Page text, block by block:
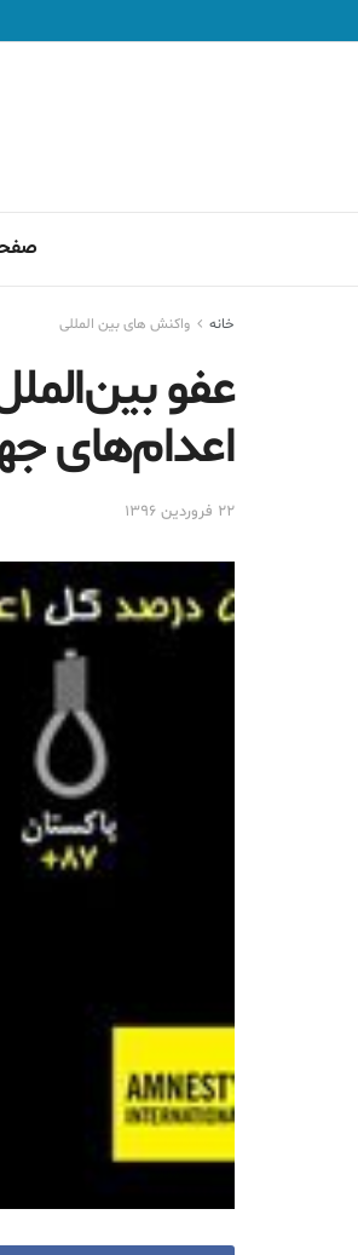
خانه واکنش های بین المللی
اعدام‌های
۲۲ فروردین ۱۳۹۶